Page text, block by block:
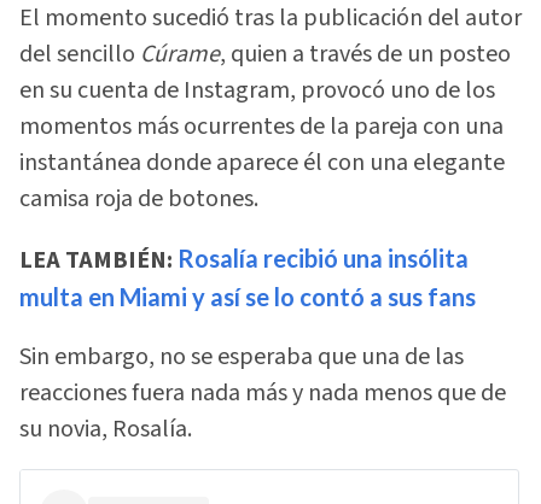
El momento sucedió tras la publicación del autor
del sencillo Cúrame, quien a través de un posteo
en su cuenta de Instagram, provocó uno de los
momentos más ocurrentes de la pareja con una
instantánea donde aparece él con una elegante
camisa roja de botones.
LEA TAMBIÉN: Rosalía recibió una insólita
multa en Miami y así se lo contó a sus fans
Sin embargo, no se esperaba que una de las
reacciones fuera nada más y nada menos que de
su novia, Rosalía.